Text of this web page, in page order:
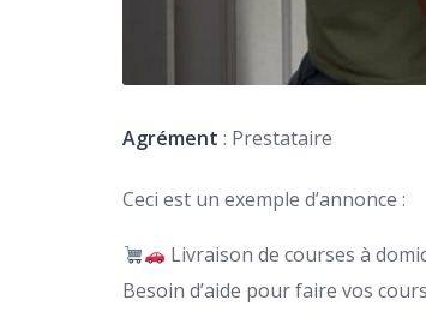
Agrément : Prestataire
Ceci est un exemple d’annonce :
Livraison de courses à
Besoin d’aide pour faire vos